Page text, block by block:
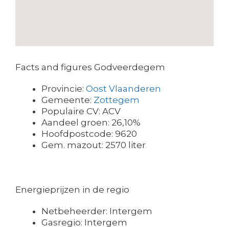
Facts and figures Godveerdegem
Provincie: Oost Vlaanderen
Gemeente: Zottegem
Populaire CV: ACV
Aandeel groen: 26,10%
Hoofdpostcode: 9620
Gem. mazout: 2570 liter
Energieprijzen in de regio
Netbeheerder: Intergem
Gasregio: Intergem